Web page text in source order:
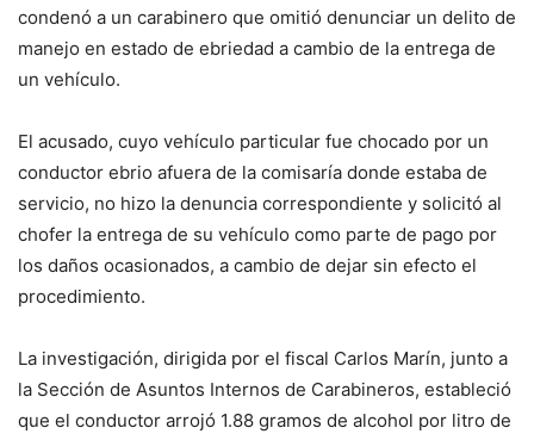
condenó a un carabinero que omitió denunciar un delito de
manejo en estado de ebriedad a cambio de la entrega de
un vehículo.
El acusado, cuyo vehículo particular fue chocado por un
conductor ebrio afuera de la comisaría donde estaba de
servicio, no hizo la denuncia correspondiente y solicitó al
chofer la entrega de su vehículo como parte de pago por
los daños ocasionados, a cambio de dejar sin efecto el
procedimiento.
La investigación, dirigida por el fiscal Carlos Marín, junto a
la Sección de Asuntos Internos de Carabineros, estableció
que el conductor arrojó 1.88 gramos de alcohol por litro de